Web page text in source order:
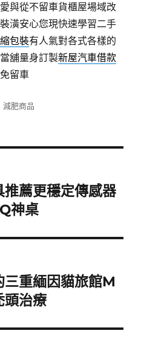
與從不留車貨櫃屋場域改
潢安心您現快速學習二手
包裝有人氣對各式各樣的
舖量身訂製新屋汽車借款
留車
分
減肥商品
薦更穩定傳感器
神桌
重緬因貓旅館M
頭治療